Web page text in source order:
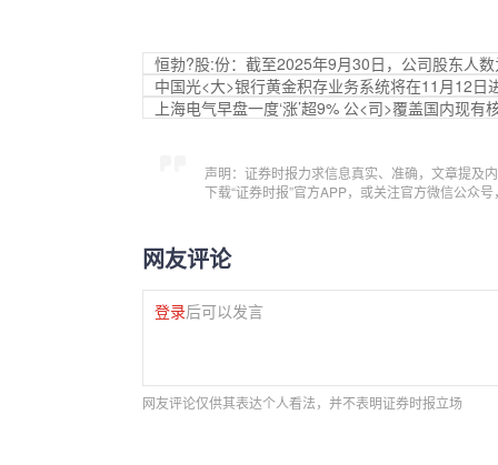
恒勃?股:份：截至2025年9月30日，公司股东人
中国光<大>银行黄金积存业务系统将在11月12日
上海电气早盘一度‘涨’超9% 公<司>覆盖国内现有
声明：证券时报力求信息真实、准确，文章提及
下载“证券时报”官方APP，或关注官方微信公众
网友评论
登录后可以发言
网友评论仅供其表达个人看法，并不表明证券时报立场